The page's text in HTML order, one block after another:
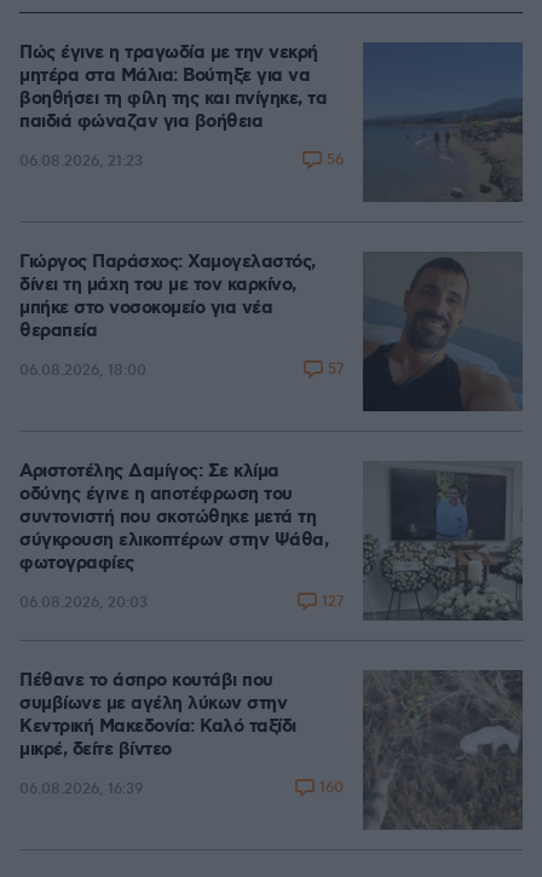
Πώς έγινε η τραγωδία με την νεκρή
μητέρα στα Μάλια: Βούτηξε για να
βοηθήσει τη φίλη της και πνίγηκε, τα
παιδιά φώναζαν για βοήθεια
06.08.2026, 21:23 56
Γιώργος Παράσχος: Χαμογελαστός,
δίνει τη μάχη του με τον καρκίνο,
μπήκε στο νοσοκομείο για νέα
θεραπεία
06.08.2026, 18:00 57
Αριστοτέλης Δαμίγος: Σε κλίμα
οδύνης έγινε η αποτέφρωση του
συντονιστή που σκοτώθηκε μετά τη
σύγκρουση ελικοπτέρων στην Ψάθα,
φωτογραφίες
06.08.2026, 20:03 127
Πέθανε το άσπρο κουτάβι που
συμβίωνε με αγέλη λύκων στην
Κεντρική Μακεδονία: Καλό ταξίδι
μικρέ, δείτε βίντεο
06.08.2026, 16:39 160